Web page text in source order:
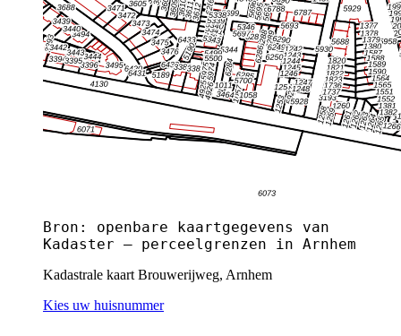
Bron: openbare kaartgegevens van
Kadaster — perceelgrenzen in Arnhem
Kadastrale kaart Brouwerijweg, Arnhem
Kies uw huisnummer